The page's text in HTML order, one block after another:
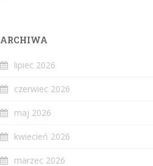
ARCHIWA
lipiec 2026
czerwiec 2026
maj 2026
kwiecień 2026
marzec 2026